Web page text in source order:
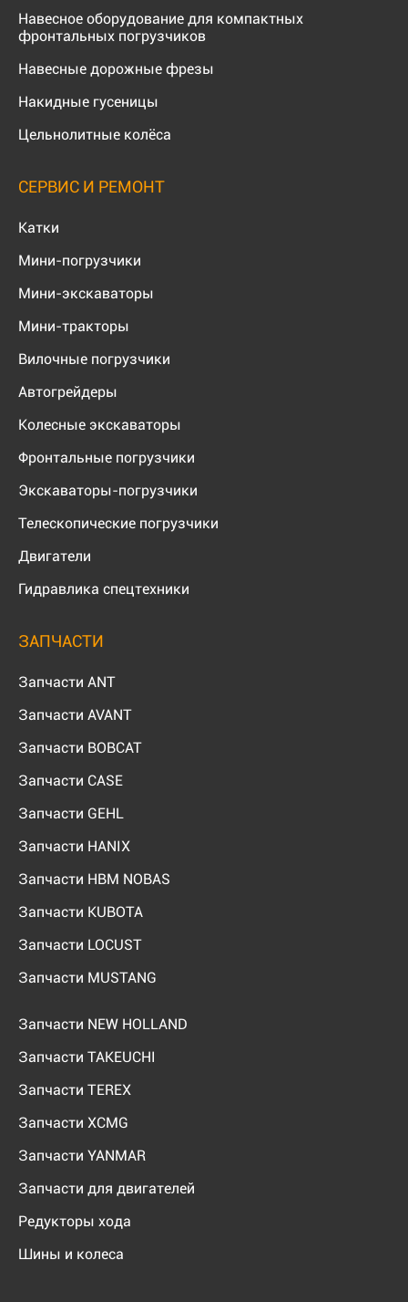
Навесное оборудование для компактных
фронтальных погрузчиков
Навесные дорожные фрезы
Накидные гусеницы
Цельнолитные колёса
СЕРВИС И РЕМОНТ
Катки
Мини-погрузчики
Мини-экскаваторы
Мини-тракторы
Вилочные погрузчики
Автогрейдеры
Колесные экскаваторы
Фронтальные погрузчики
Экскаваторы-погрузчики
Телескопические погрузчики
Двигатели
Гидравлика спецтехники
ЗАПЧАСТИ
Запчасти ANT
Запчасти AVANT
Запчасти BOBCAT
Запчасти CASE
Запчасти GEHL
Запчасти HANIX
Запчасти HBM NOBAS
Запчасти KUBOTA
Запчасти LOCUST
Запчасти MUSTANG
Запчасти NEW HOLLAND
Запчасти TAKEUCHI
Запчасти TEREX
Запчасти XCMG
Запчасти YANMAR
Запчасти для двигателей
Редукторы хода
Шины и колеса